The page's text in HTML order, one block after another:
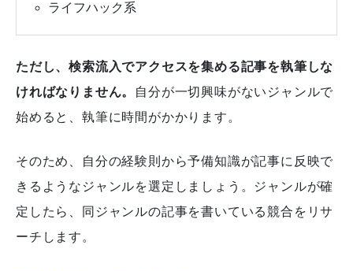
ライフハック系
ただし、検索流入でアクセスを集める記事を執筆しな
ければなりません。
自分が一切興味がないジャンルで
始めると、執筆に時間がかかります。
そのため、自分の経験則から予備知識が記事に反映で
きるようなジャンルを選定しましょう。ジャンルが確
定したら、同ジャンルの記事を書いている競合をリサ
ーチします。